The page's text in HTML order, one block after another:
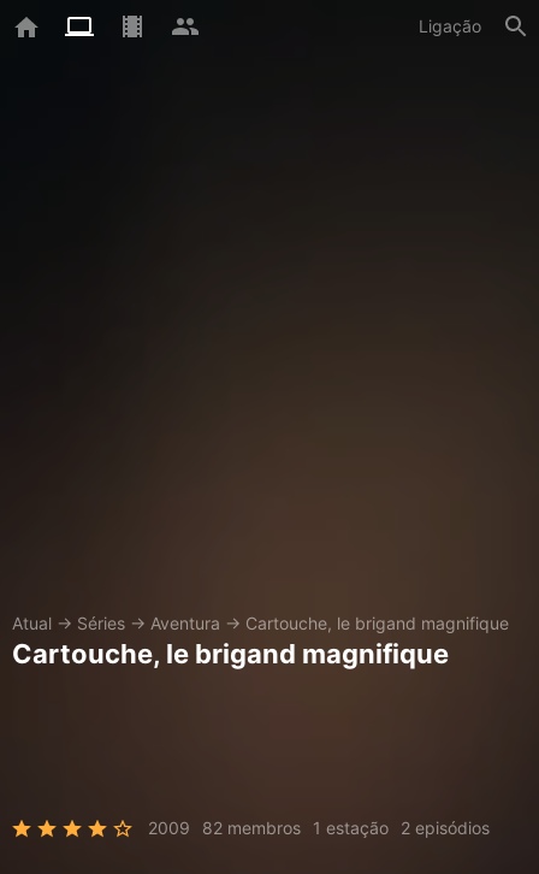
Ligação
Atual → Séries → Aventura → Cartouche, le brigand magnifique
Cartouche, le brigand magnifique
2009 82 membros 1 estação 2 episódios